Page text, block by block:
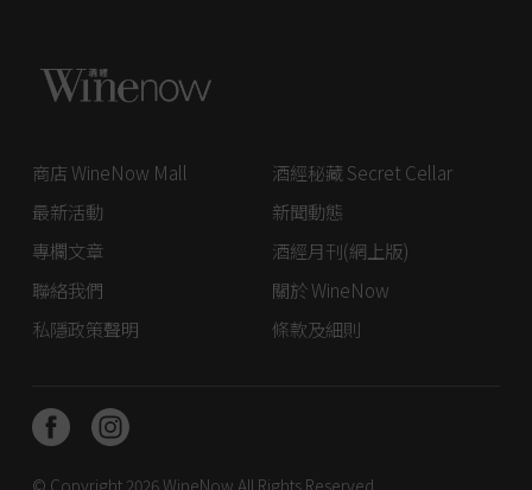
商店 WineNow Mall
酒經秘藏 Secret Cellar
最新活動
新聞動態
專欄文章
酒經月刊(網上版)
聯絡我們
關於 WineNow
私隱政策聲明
條款及細則